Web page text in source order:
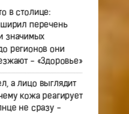
в столице:
перечень
значимых
регионов они
- «Здоровье»
а лицо выглядит
кожа реагирует
не сразу -